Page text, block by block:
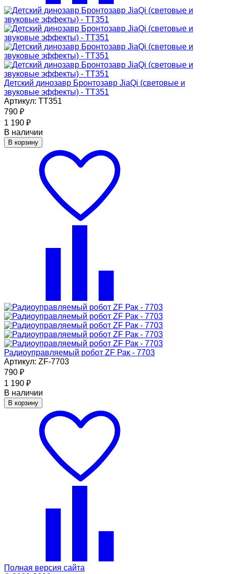
Детский динозавр Бронтозавр JiaQi (световые и
звуковые эффекты) - TT351
Артикул: TT351
790 ₽
1 190 ₽
В наличии
В корзину
Радиоуправляемый робот ZF Рак - 7703
Артикул: ZF-7703
790 ₽
1 190 ₽
В наличии
В корзину
Полная версия сайта